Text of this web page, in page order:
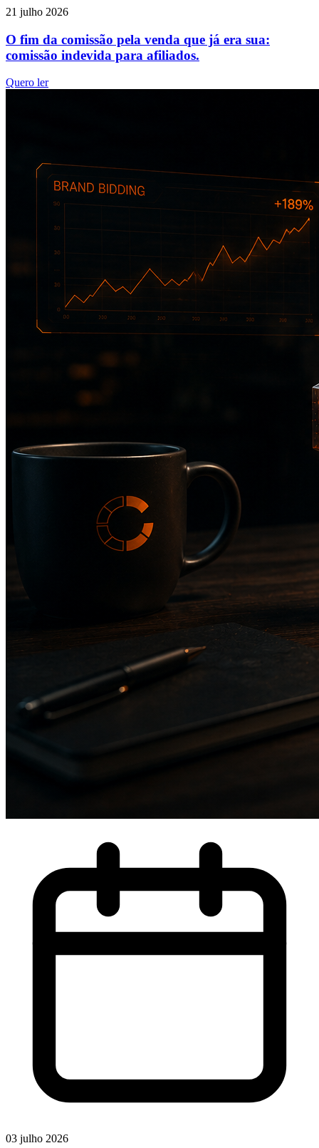
21 julho 2026
O fim da comissão pela venda que já era sua:
comissão indevida para afiliados.
Quero ler
03 julho 2026